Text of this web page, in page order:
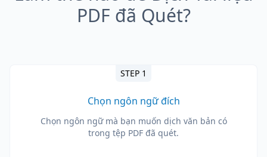
PDF đã Quét?
STEP 1
Chọn ngôn ngữ đích
Chọn ngôn ngữ mà bạn muốn dịch văn bản có
trong tệp PDF đã quét.